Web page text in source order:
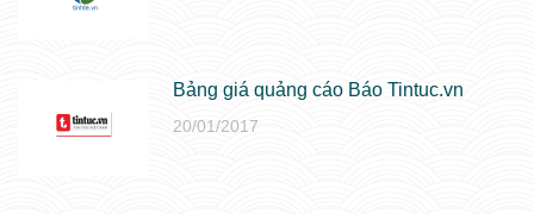
Bảng giá quảng cáo Báo Tintuc.vn
20/01/2017